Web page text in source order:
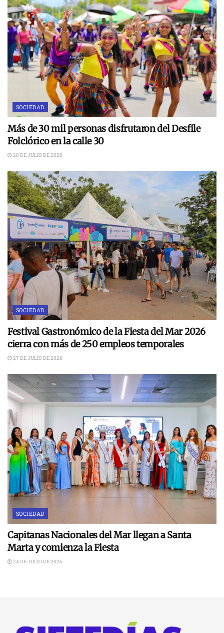
SOCIEDAD
Más de 30 mil personas disfrutaron del Desfile
Folclórico en la calle 30
28 DE JULIO DE 2026
SOCIEDAD
Festival Gastronómico de la Fiesta del Mar 2026
cierra con más de 250 empleos temporales
27 DE JULIO DE 2026
SOCIEDAD
Capitanas Nacionales del Mar llegan a Santa
Marta y comienza la Fiesta
24 DE JULIO DE 2026